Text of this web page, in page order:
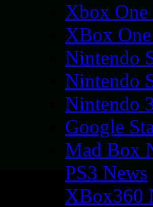
Xbox
XBox
Nintendo
Nintendo
Nintendo
Google
Mad Box
PS3 News
XBox360